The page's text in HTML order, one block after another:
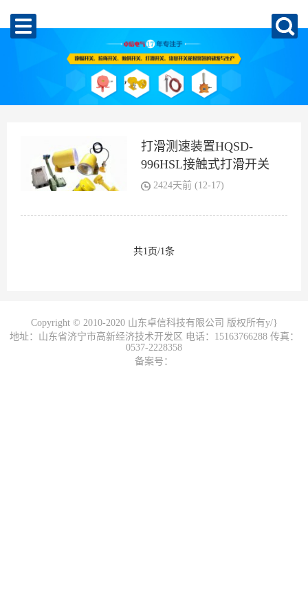
打滑测速装置HQSD-
996HSL接触式打滑开关
2424天前 (12-17)
共1页/1条
Copyright © 2010-2020 山东卓信科技有限公司 版权所有y/}
地址：山东省济宁市高新经济技术开发区 电话：15163766288 传真：
0537-2228358
备案号：